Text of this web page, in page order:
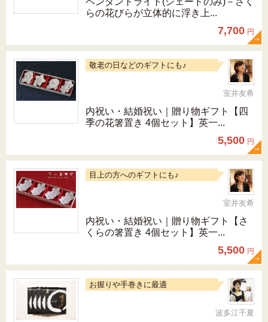
らの花びらが立体的に浮き上...
7,700 円
敬老の日などのギフトにも♪
室井友希
内祝い・結婚祝い｜贈り物ギフト【四
季の花箸置き 4個セット】英一...
5,500 円
目上の方へのギフトにも♪
室井友希
内祝い・結婚祝い｜贈り物ギフト【さ
くらの箸置き 4個セット】英一...
5,500 円
お握りや手巻きに最適
波多江千夏